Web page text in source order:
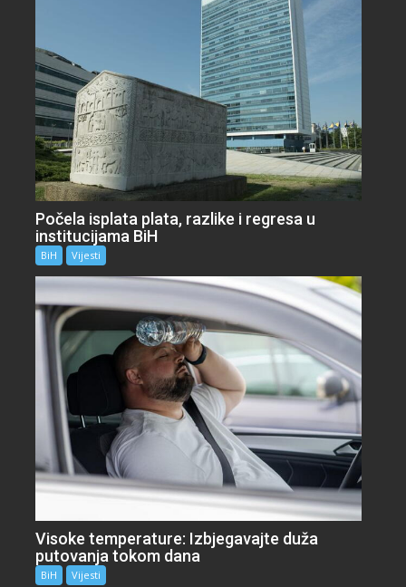
Počela isplata plata, razlike i regresa u
institucijama BiH
BiH Vijesti
Visoke temperature: Izbjegavajte duža
putovanja tokom dana
BiH Vijesti